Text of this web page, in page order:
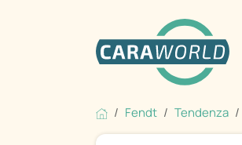
Fendt Tendenza